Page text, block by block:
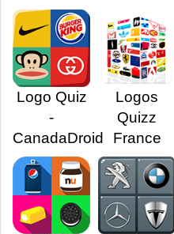
Logo Quiz
-
CanadaDroid
Logos
Quizz
France